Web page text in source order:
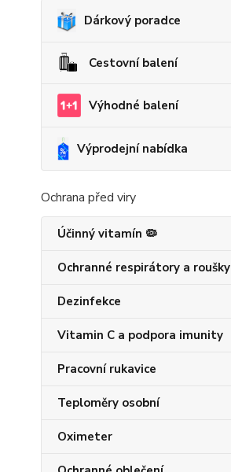
Dárkový poradce
Cestovní balení
Výhodné balení
Výprodejní nabídka
Ochrana před viry
Účinný vitamín 🦠
Ochranné respirátory a roušky
Dezinfekce
Vitamin C a podpora imunity
Pracovní rukavice
Teploměry osobní
Oximeter